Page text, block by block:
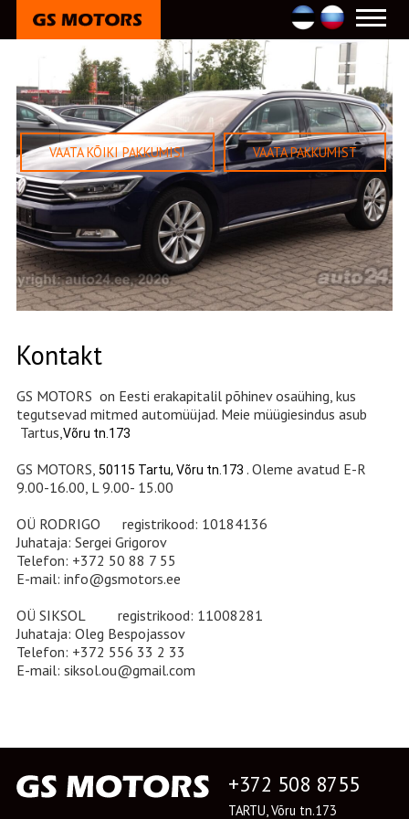
Kontakt
GS MOTORS on Eesti erakapitalil põhinev osaühing, kus
tegutsevad mitmed automüüjad. Meie müügiesindus asub
Tartus,Võru tn.173
GS MOTORS, 50115 Tartu, Võru tn.173 . Oleme avatud E-R
9.00-16.00, L 9.00- 15.00
OÜ RODRIGO registrikood: 10184136
Juhataja: Sergei Grigorov
Telefon: +372 50 88 7 55
E-mail: info@gsmotors.ee
OÜ SIKSOL registrikood: 11008281
Juhataja: Oleg Bespojassov
Telefon: +372 556 33 2 33
E-mail: siksol.ou@gmail.com
+372 508 8755
TARTU, Võru tn.173